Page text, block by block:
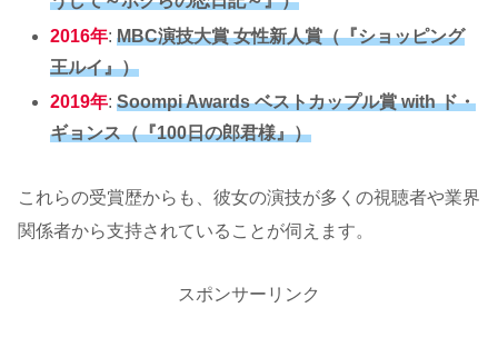
2016年:MBC演技大賞 女性新人賞（『ショッピング
王ルイ』）
2019年:Soompi Awards ベストカップル賞 with ド・
ギョンス（『100日の郎君様』）
これらの受賞歴からも、彼女の演技が多くの視聴者や業界
関係者から支持されていることが伺えます。
スポンサーリンク